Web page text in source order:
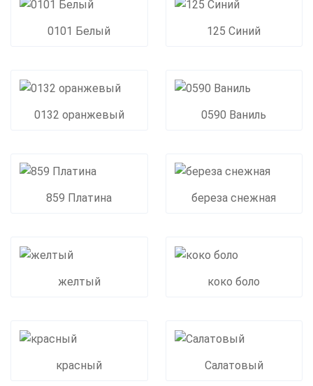
0101 Белый 125 Синий
0132 оранжевый 0590 Ваниль
859 Платина береза снежная
желтый коко боло
красный Салатовый